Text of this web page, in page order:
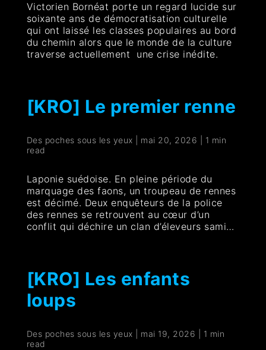
Victorien Bornéat porte un regard lucide sur
soixante ans de démocratisation culturelle
qui ont laissé les classes populaires au bord
du chemin alors que le monde de la culture
traverse actuellement une crise inédite.
[KRO] Le premier renne
Des poches sous les yeux mai 20, 2026
1 min
read
Laponie suédoise. En pleine période du
marquage des faons, un troupeau de rennes
est décimé. Deux enquêteurs de la police
des rennes se retrouvent au cœur d’un
conflit qui déchire un clan d’éleveurs sami…
[KRO] Les enfants
loups
Des poches sous les yeux mai 19, 2026
1 min
read